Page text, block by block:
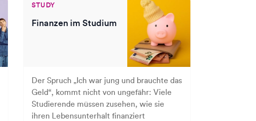
STUDY
Finanzen im Studium
Der Spruch „Ich war jung und brauchte das
Geld“, kommt nicht von ungefähr: Viele
Studierende müssen zusehen, wie sie
ihren Lebensunterhalt finanziert